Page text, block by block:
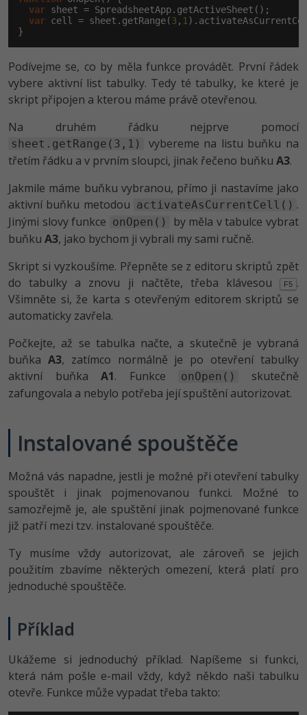
var sheet = SpreadsheetApp.getActiveSheet();
var cell = sheet.getRange(3 , 1
}
Podívejme se, co by měla funkce provádět. První řádek
vybere aktivní list tabulky. Tedy té tabulky, ke které je
skript připojen a kterou máme právě otevřenou.
Na druhém řádku nejprve pomocí
sheet.getRange(3,1)
vybereme na listu buňku na
třetím řádku a v prvním sloupci, jinak řečeno buňku A3.
Jakmile máme buňku vybranou, přímo ji nastavíme jako
aktivní buňku metodou activateAsCurrentCell() .
Jinými slovy funkce onOpen()
by měla v tabulce vybrat
buňku A3, jako bychom ji vybrali my sami ručně.
Skript si vyzkoušíme. Přepněte se z editoru skriptů zpět
do tabulky a znovu ji načtěte, třeba klávesou
F5 .
Všimněte si, že karta s otevřeným editorem skriptů se
automaticky zavřela.
Počkejte, až se tabulka načte, a skutečně je vybraná
buňka A3, zatímco normálně je po otevření tabulky
aktivní buňkaA1. Funkce onOpen()
skutečně
zafungovala a nebylo potřeba její spuštění autorizovat.
Instalované spouštěče
Možná vás napadne, jestli je možné při otevření tabulky
spouštět i jinak pojmenovanou funkci. Možné to
samozřejmě je, ale spuštění jinak pojmenované funkce
již patří mezi tzv. instalované spouštěče.
Ty musíme vždy autorizovat, ale zároveň se jejich
použitím zbavíme některých omezení, která platí pro
jednoduché spouštěče.
Příklad
Ukážeme si jednoduchý příklad. Napíšeme si funkci,
která nám pošle e-mail vždy, když někdo naši tabulku
otevře. Funkce může vypadat třeba takto: